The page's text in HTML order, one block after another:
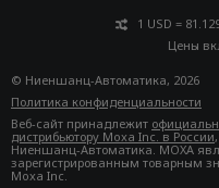
1 USD =
Цены
© Ниеншанц-Автоматика, 2026
Политика конфиденциальности
Веб-сайт принадлежит
дистрибьютору Moxa Inc. в России
Ниеншанц-Автоматика. MOXA
зарегистрированным товарным
Moxa Inc.